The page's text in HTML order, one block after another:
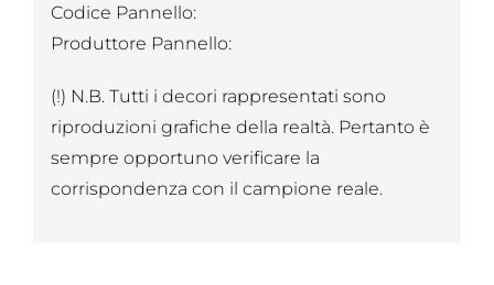
Codice Pannello:
Produttore Pannello:
(!) N.B. Tutti i decori rappresentati sono
riproduzioni grafiche della realtà. Pertanto è
sempre opportuno verificare la
corrispondenza con il campione reale.